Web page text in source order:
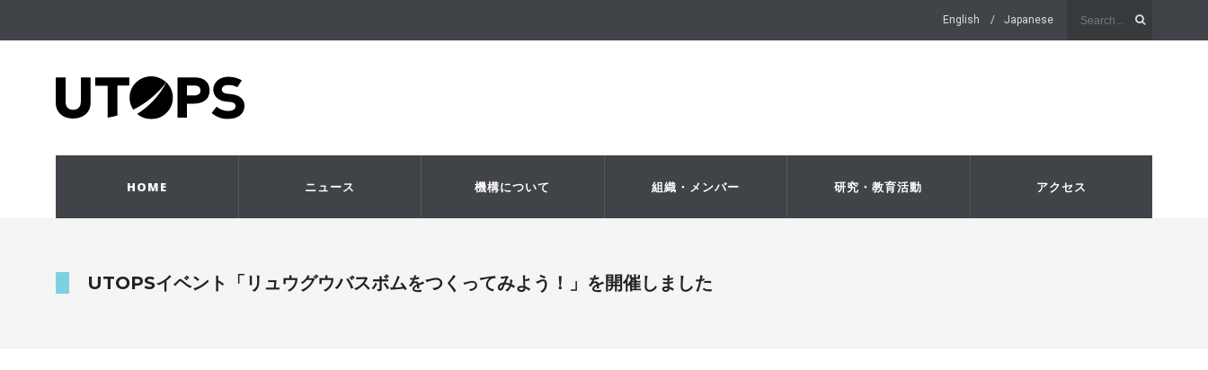
English Japanese
HOME ニュース 機構について 組織・メンバー 研究・教育活動 アクセス
UTOPSイベント「リュウグウバスボムをつくってみよう！」を開催しました